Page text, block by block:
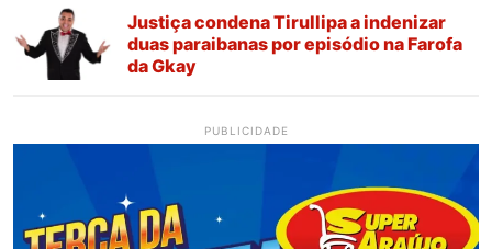
Justiça condena Tirullipa a indenizar
duas paraibanas por episódio na Farofa
da Gkay
PUBLICIDADE